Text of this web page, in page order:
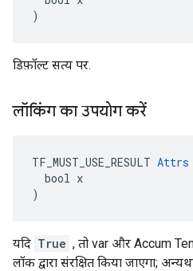
)
डिफ़ॉल्ट सत्य पर.
लॉकिंग का उपयोग करें
TF_MUST_USE_RESULT Attrs
  bool x
)
यदि True , तो var और Accum
लॉक द्वारा संरक्षित किया जाएगा;